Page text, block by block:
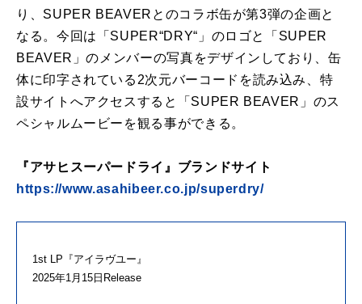
り、SUPER BEAVERとのコラボ缶が第3弾の企画と
なる。今回は「SUPER“DRY“」のロゴと「SUPER
BEAVER」のメンバーの写真をデザインしており、缶
体に印字されている2次元バーコードを読み込み、特
設サイトへアクセスすると「SUPER BEAVER」のス
ペシャルムービーを観る事ができる。
『アサヒスーパードライ』ブランドサイト
https://www.asahibeer.co.jp/superdry/
1st LP『アイラヴユー』
2025年1月15日Release